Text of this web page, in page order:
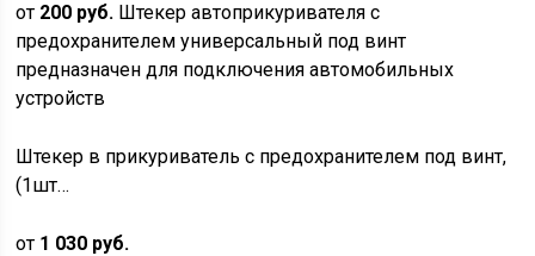
от 200 руб. Штекер автоприкуривателя с
предохранителем универсальный под винт
предназначен для подключения автомобильных
устройств
Штекер в прикуриватель с предохранителем под винт,
(1шт…
от 1 030 руб.